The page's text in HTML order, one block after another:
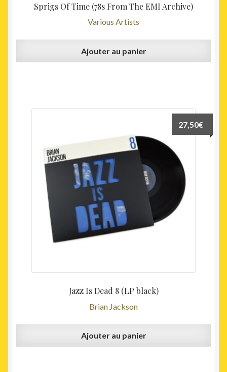
Sprigs Of Time (78s From The EMI Archive)
Various Artists
Ajouter au panier
Jazz Is Dead 8 (LP black)
Brian Jackson
27,50€
Ajouter au panier